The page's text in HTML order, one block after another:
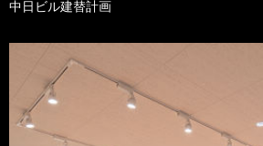
中日ビル建替計画